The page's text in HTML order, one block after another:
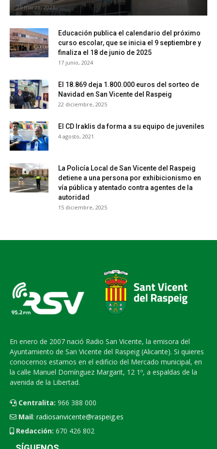
25 marzo, 2021
Educación publica el calendario del próximo
curso escolar, que se inicia el 9 septiembre y
finaliza el 18 de junio de 2025
17 junio, 2024
El 18.869 deja 1.800.000 euros del sorteo de
Navidad en San Vicente del Raspeig
22 diciembre, 2025
El CD Iraklis da forma a su equipo de juveniles
4 agosto, 2021
La Policía Local de San Vicente del Raspeig
detiene a una persona por exhibicionismo en
vía pública y atentado contra agentes de la
autoridad
15 diciembre, 2025
En enero de 2007 nació Radio San Vicente, la emisora del
Ayuntamiento de San Vicente del Raspeig (Alicante). Si quieres
conocernos estamos en el edificio del Mercado municipal, en
la calle Manuel Domínguez Margarit, 12 1º, a espaldas de la
avenida de la Libertad.
Centralita: 966 388 000
Mail: radiosanvicente@raspeig.es
Redacción: 670 426 802